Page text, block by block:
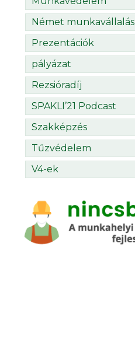
Német munkavállalás
Prezentációk
pályázat
Rezsióradíj
SPAKLI’21 Podcast
Szakképzés
Tűzvédelem
V4-ek